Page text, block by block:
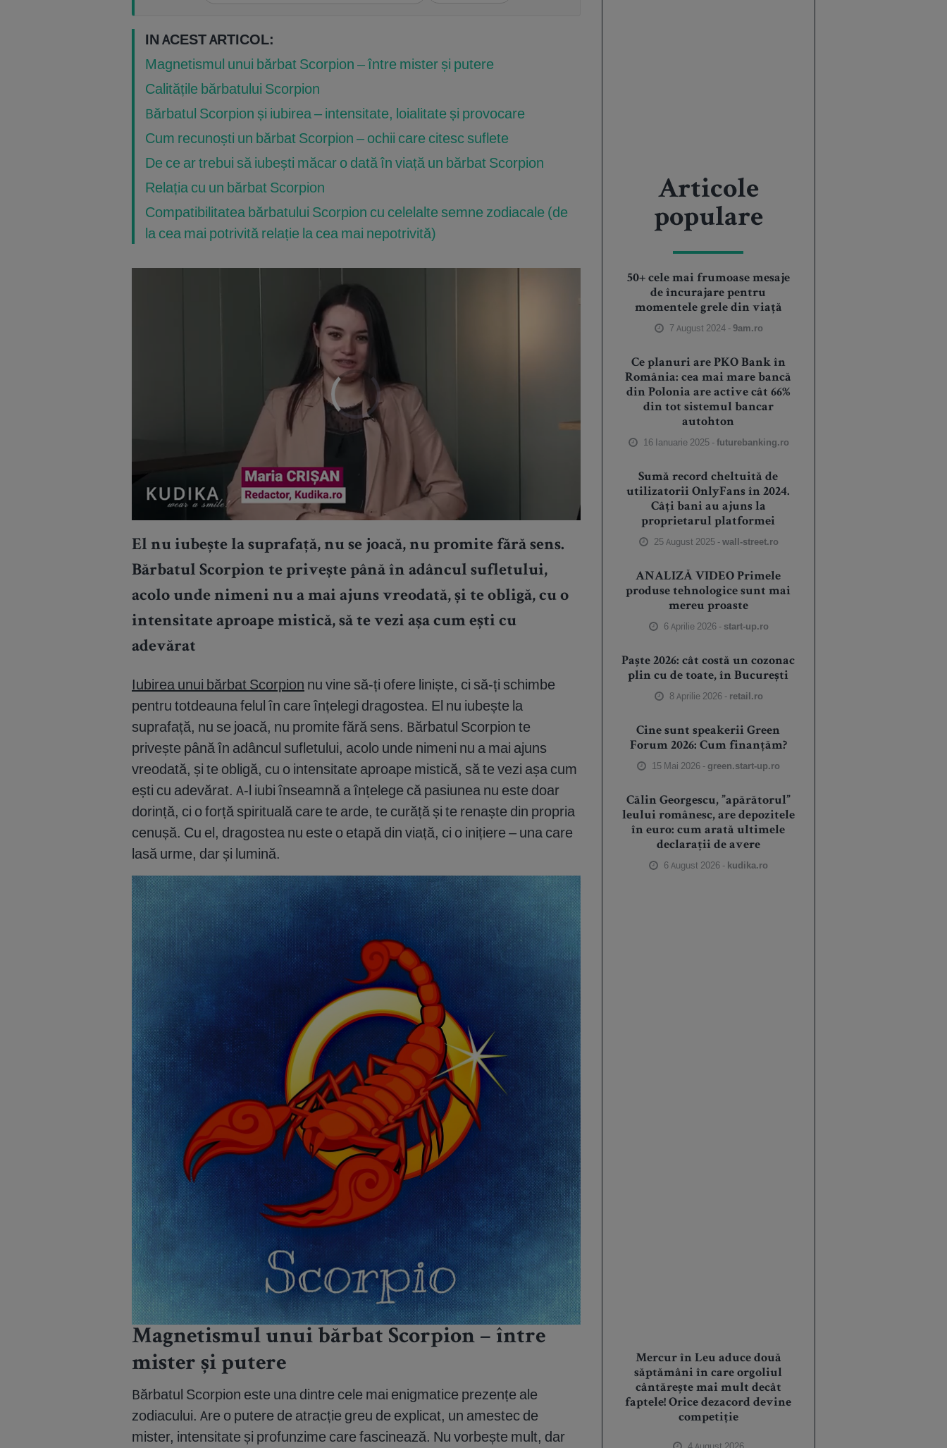
IN ACEST ARTICOL:
Magnetismul unui bărbat Scorpion – între mister și putere
Calitățile bărbatului Scorpion
Bărbatul Scorpion și iubirea – intensitate, loialitate și provocare
Cum recunoști un bărbat Scorpion – ochii care citesc suflete
De ce ar trebui să iubești măcar o dată în viață un bărbat Scorpion
Relația cu un bărbat Scorpion
Compatibilitatea bărbatului Scorpion cu celelalte semne zodiacale (de
la cea mai potrivită relație la cea mai nepotrivită)
El nu iubește la suprafață, nu se joacă, nu promite fără sens.
Bărbatul Scorpion te privește până în adâncul sufletului,
acolo unde nimeni nu a mai ajuns vreodată, și te obligă, cu o
intensitate aproape mistică, să te vezi așa cum ești cu
adevărat
Iubirea unui bărbat Scorpion nu vine să-ți ofere liniște, ci să-ți schimbe
pentru totdeauna felul în care înțelegi dragostea. El nu iubește la
suprafață, nu se joacă, nu promite fără sens. Bărbatul Scorpion te
privește până în adâncul sufletului, acolo unde nimeni nu a mai ajuns
vreodată, și te obligă, cu o intensitate aproape mistică, să te vezi așa cum
ești cu adevărat. A-l iubi înseamnă a înțelege că pasiunea nu este doar
dorință, ci o forță spirituală care te arde, te curăță și te renaște din propria
cenușă. Cu el, dragostea nu este o etapă din viață, ci o inițiere – una care
lasă urme, dar și lumină.
Magnetismul unui bărbat Scorpion – între
mister și putere
Bărbatul Scorpion este una dintre cele mai enigmatice prezențe ale
zodiacului. Are o putere de atracție greu de explicat, un amestec de
mister, intensitate și profunzime care fascinează. Nu vorbește mult, dar
Articole
populare
50+ cele mai frumoase mesaje
de încurajare pentru
momentele grele din viață
7 August 2024 -9am.ro
Ce planuri are PKO Bank în
România: cea mai mare bancă
din Polonia are active cât 66%
din tot sistemul bancar
autohton
16 Ianuarie 2025 -futurebanking.ro
Sumă record cheltuită de
utilizatorii OnlyFans în 2024.
Câți bani au ajuns la
proprietarul platformei
25 August 2025 -wall-street.ro
ANALIZĂ VIDEO Primele
produse tehnologice sunt mai
mereu proaste
6 Aprilie 2026 - start-up.ro
Paște 2026: cât costă un cozonac
plin cu de toate, în București
8 Aprilie 2026 - retail.ro
Cine sunt speakerii Green
Forum 2026: Cum finanțăm?
15 Mai 2026 - green.start-up.ro
Călin Georgescu, ”apărătorul”
leului românesc, are depozitele
în euro: cum arată ultimele
declarații de avere
6 August 2026 - kudika.ro
Mercur în Leu aduce două
săptămâni în care orgoliul
cântărește mai mult decât
faptele! Orice dezacord devine
competiție